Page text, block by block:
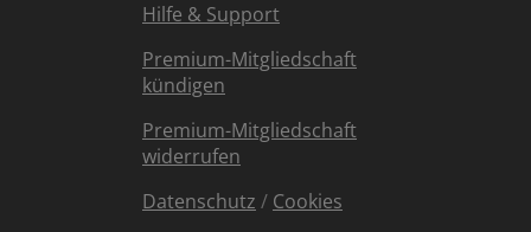
Hilfe & Support
Premium-Mitgliedschaft
kündigen
Premium-Mitgliedschaft
widerrufen
Datenschutz / Cookies